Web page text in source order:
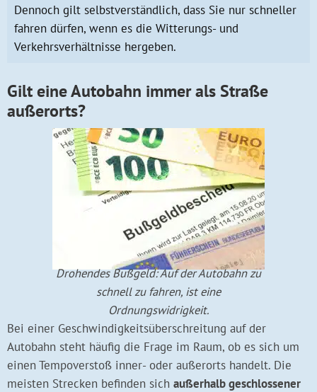
Dennoch gilt selbstverständlich, dass Sie nur schneller
fahren dürfen, wenn es die Witterungs- und
Verkehrsverhältnisse hergeben.
Gilt eine Autobahn immer als Straße
außerorts?
Drohendes Bußgeld: Auf der Autobahn zu
schnell zu fahren, ist eine
Ordnungswidrigkeit.
Bei einer Geschwindigkeitsüberschreitung auf der
Autobahn steht häufig die Frage im Raum, ob es sich um
einen Tempoverstoß inner- oder außerorts handelt. Die
meisten Strecken befinden sich außerhalb geschlossener